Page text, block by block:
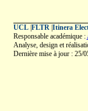
UCL| FLTR| Itinera
Responsable académique :
Analyse, design et
Dernière mise à jour : 25/